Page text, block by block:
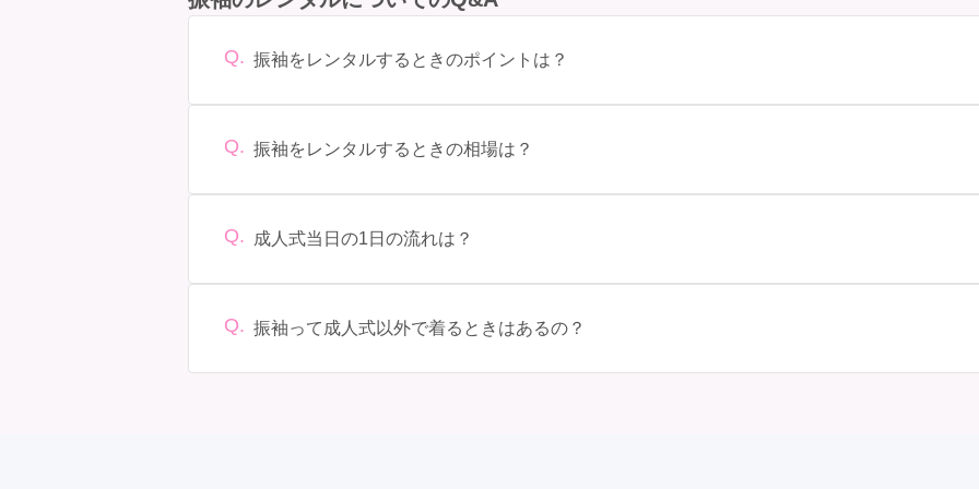
Q. 振袖をレンタルするときのポイントは？
選ぶことができます。また、プランやレンタル料金に含まれるもの（小物や帯、草履など）を確認しましょ
Q. 振袖をレンタルするときの相場は？
Q. 成人式当日の1日の流れは？
行うことが多いです。 帰宅: 帰宅後、振袖から着替えます。振袖は当日返却せず、後日お店に返却しに行く場
Q. 振袖って成人式以外で着るときはあるの？